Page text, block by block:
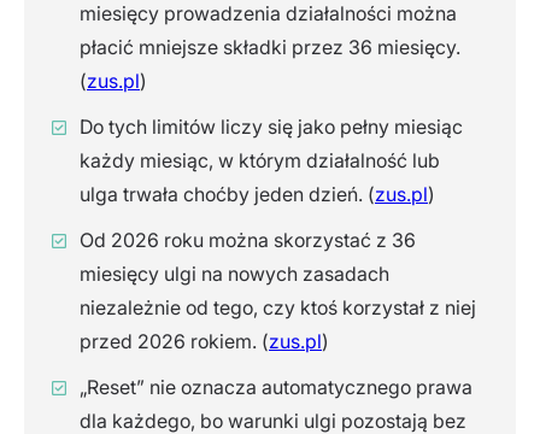
miesięcy prowadzenia działalności można
płacić mniejsze składki przez 36 miesięcy.
(zus.pl)
Do tych limitów liczy się jako pełny miesiąc
każdy miesiąc, w którym działalność lub
ulga trwała choćby jeden dzień. (zus.pl)
Od 2026 roku można skorzystać z 36
miesięcy ulgi na nowych zasadach
niezależnie od tego, czy ktoś korzystał z niej
przed 2026 rokiem. (zus.pl)
„Reset” nie oznacza automatycznego prawa
dla każdego, bo warunki ulgi pozostają bez